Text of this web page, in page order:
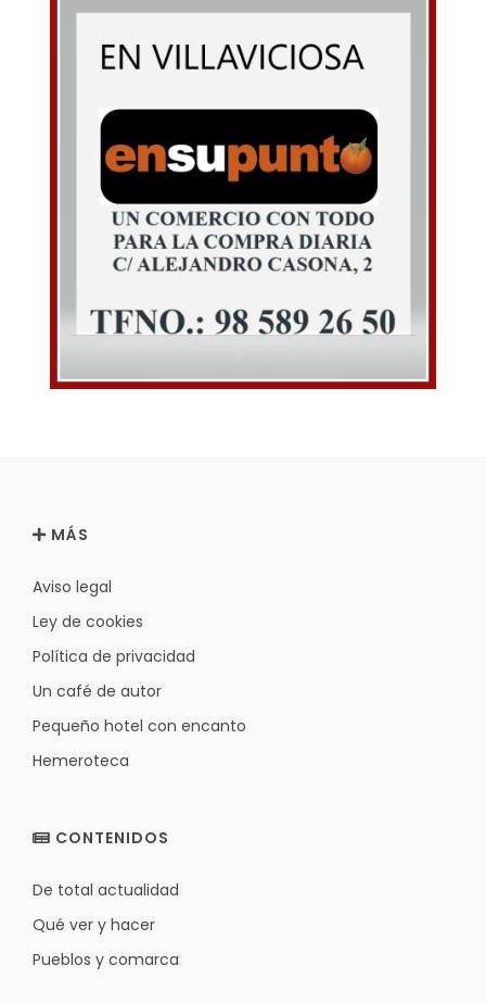
MÁS
Aviso legal
Ley de cookies
Política de privacidad
Un café de autor
Pequeño hotel con encanto
Hemeroteca
CONTENIDOS
De total actualidad
Qué ver y hacer
Pueblos y comarca